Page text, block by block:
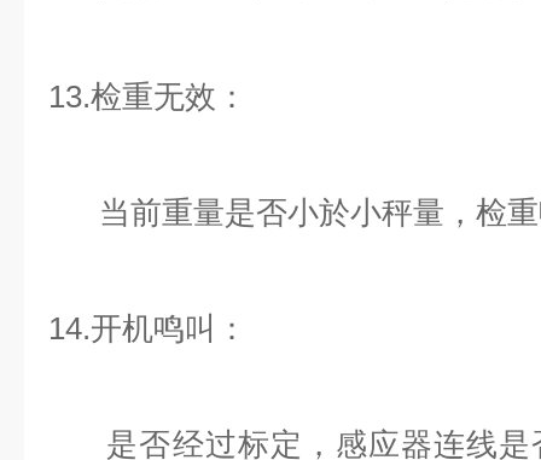
13.检重无效：
当前重量是否小於小秤量，检重
14.开机鸣叫：
是否经过标定，感应器连线是